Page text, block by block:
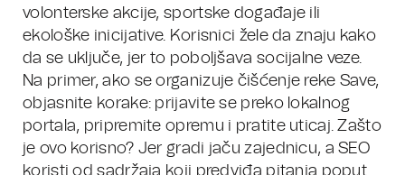
volonterske akcije, sportske događaje ili
ekološke inicijative. Korisnici žele da znaju kako
da se uključe, jer to poboljšava socijalne veze.
Na primer, ako se organizuje čišćenje reke Save,
objasnite korake: prijavite se preko lokalnog
portala, pripremite opremu i pratite uticaj. Zašto
je ovo korisno? Jer gradi jaču zajednicu, a SEO
koristi od sadržaja koji predviđa pitanja poput